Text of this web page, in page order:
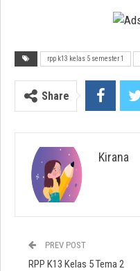
rpp k13 kelas 5 semester 1
Share
Kirana
PREV POST
RPP K13 Kelas 5 Tema 2